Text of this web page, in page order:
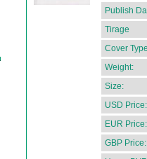
Publish
Tirage
Cover
Weight:
Size:
USD Price:
EUR Price:
GBP Price: